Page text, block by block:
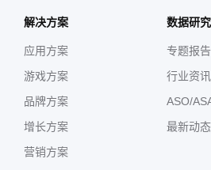
解决方案
应用方案
游戏方案
品牌方案
增长方案
营销方案
数据研
专题报告
行业资讯
ASO/
最新动态